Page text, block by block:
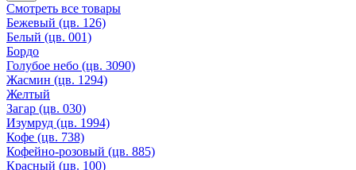
Смотреть все товары
Бежевый (цв. 126)
Белый (цв. 001)
Бордо
Голубое небо (цв. 3090)
Жасмин (цв. 1294)
Желтый
Загар (цв. 030)
Изумруд (цв. 1994)
Кофе (цв. 738)
Кофейно-розовый (цв. 885)
Красный (цв. 100)